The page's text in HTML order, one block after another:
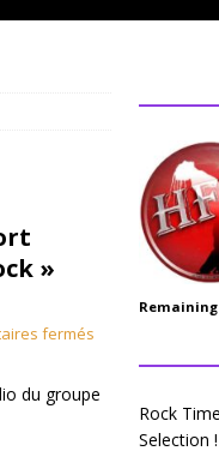
»
fermés
du groupe
Rock
Selection !